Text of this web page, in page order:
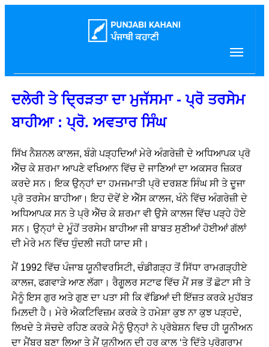
ਦਲੇਰੀ ਤੇ ਦ੍ਰਿੜਤਾ ਦਾ ਮੁਜੱਸਮਾ - ਪ੍ਰੋ ਤਰਸੇਮ
ਬਾਹੀਆ : ਪ੍ਰੋ. ਅਵਤਾਰ ਸਿੰਘ
ਸਿੱਖ ਨੈਸ਼ਨਲ ਕਾਲਜ, ਬੰਗੇ ਪੜ੍ਹਦਿਆਂ ਮੇਰੇ ਅੰਗਰੇਜ਼ੀ ਦੇ ਅਧਿਆਪਕ ਪ੍ਰੋ
ਐੱਚ ਕੇ ਸ਼ਰਮਾ ਆਪਣੇ ਵਖਿਆਨ ਵਿੱਚ ਦੋ ਜਾਣਿਆਂ ਦਾ ਅਕਸਰ ਜ਼ਿਕਰ
ਕਰਦੇ ਸਨ। ਇਕ ਉਨ੍ਹਾਂ ਦਾ ਹਮਜਮਾਤੀ ਪ੍ਰੋ ਦਰਸ਼ਣ ਸਿੰਘ ਸੀ ਤੇ ਦੂਜਾ
ਪ੍ਰੋ ਤਰਸੇਮ ਬਾਹੀਆ। ਇਹ ਦੋਵੇਂ ਏ ਐੱਸ ਕਾਲਜ, ਖੰਨੇ ਵਿੱਚ ਅੰਗਰੇਜ਼ੀ ਦੇ
ਅਧਿਆਪਕ ਸਨ ਤੇ ਪ੍ਰੋ ਐੱਚ ਕੇ ਸ਼ਰਮਾ ਵੀ ਉਸੇ ਕਾਲਜ ਵਿੱਚ ਪੜ੍ਹੇ ਹੋਏ
ਸਨ। ਉਨ੍ਹਾਂ ਦੇ ਮੂੰਹੋਂ ਤਰਸੇਮ ਬਾਹੀਆ ਜੀ ਬਾਬਤ ਸੁਣੀਆਂ ਹੋਈਆਂ ਗੱਲਾਂ
ਦੀ ਮੇਰੇ ਮਨ ਵਿੱਚ ਧੁੰਦਲੀ ਜਹੀ ਯਾਦ ਸੀ।
ਮੈਂ 1992 ਵਿੱਚ ਪੰਜਾਬ ਯੂਨੀਵਰਸਿਟੀ, ਚੰਡੀਗੜ੍ਹ ਤੋਂ ਸਿੱਧਾ ਰਾਮਗੜ੍ਹੀਏ
ਕਾਲਜ, ਫਗਵਾੜੇ ਆਣ ਲੱਗਾ। ਰੈਗੂਲਰ ਸਟਾਫ ਵਿੱਚ ਮੈਂ ਸਭ ਤੋਂ ਛੋਟਾ ਸੀ ਤੇ
ਮੈਨੂੰ ਇਸ ਗੁਰ ਅਤੇ ਗੁਣ ਦਾ ਪਤਾ ਸੀ ਕਿ ਵੱਡਿਆਂ ਦੀ ਇੱਜ਼ਤ ਕਰਕੇ ਮੁਹੱਬਤ
ਮਿਲ਼ਦੀ ਹੈ। ਮੇਰੇ ਐਕਟਿਵਿਜ਼ਮ ਕਰਕੇ ਤੇ ਹਮੇਸ਼ਾ ਕੁਝ ਨਾ ਕੁਝ ਪੜ੍ਹਦੇ,
ਲਿਖਦੇ ਤੇ ਸੋਚਦੇ ਰਹਿਣ ਕਰਕੇ ਮੈਨੂੰ ਉਨ੍ਹਾਂ ਨੇ ਪ੍ਰੋਬੇਸ਼ਨ ਵਿਚ ਹੀ ਯੂਨੀਅਨ
ਦਾ ਮੈਂਬਰ ਬਣਾ ਲਿਆ ਤੇ ਮੈਂ ਯੂਨੀਅਨ ਦੀ ਹਰ ਕਾਲ ‘ਤੇ ਦਿੱਤੇ ਪ੍ਰੋਗਰਾਮ